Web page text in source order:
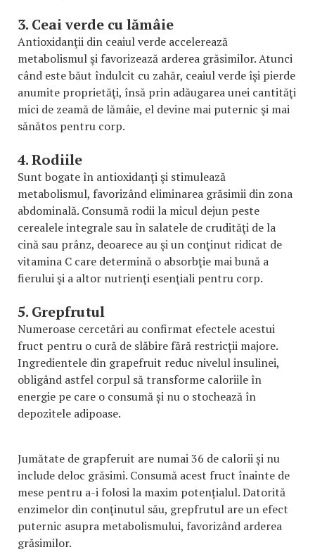
3. Ceai verde cu lămâie
Antioxidanţii din ceaiul verde accelerează
metabolismul şi favorizează arderea grăsimilor. Atunci
când este băut îndulcit cu zahăr, ceaiul verde îşi pierde
anumite proprietăţi, însă prin adăugarea unei cantităţi
mici de zeamă de lămâie, el devine mai puternic şi mai
sănătos pentru corp.
4. Rodiile
Sunt bogate în antioxidanţi şi stimulează
metabolismul, favorizând eliminarea grăsimii din zona
abdominală. Consumă rodii la micul dejun peste
cerealele integrale sau în salatele de crudităţi de la
cină sau prânz, deoarece au şi un conţinut ridicat de
vitamina C care determină o absorbţie mai bună a
fierului şi a altor nutrienţi esenţiali pentru corp.
5. Grepfrutul
Numeroase cercetări au confirmat efectele acestui
fruct pentru o cură de slăbire fără restricții majore.
Ingredientele din grapefruit reduc nivelul insulinei,
obligând astfel corpul să transforme caloriile în
energie pe care o consumă și nu o stochează în
depozitele adipoase.
Jumătate de grapferuit are numai 36 de calorii și nu
include deloc grăsimi. Consumă acest fruct înainte de
mese pentru a-i folosi la maxim potențialul. Datorită
enzimelor din conţinutul său, grepfrutul are un efect
puternic asupra metabolismului, favorizând arderea
grăsimilor.